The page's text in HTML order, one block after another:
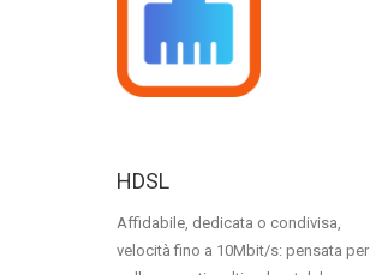
HDSL
Affidabile, dedicata o condivisa,
velocità fino a 10Mbit/s: pensata per